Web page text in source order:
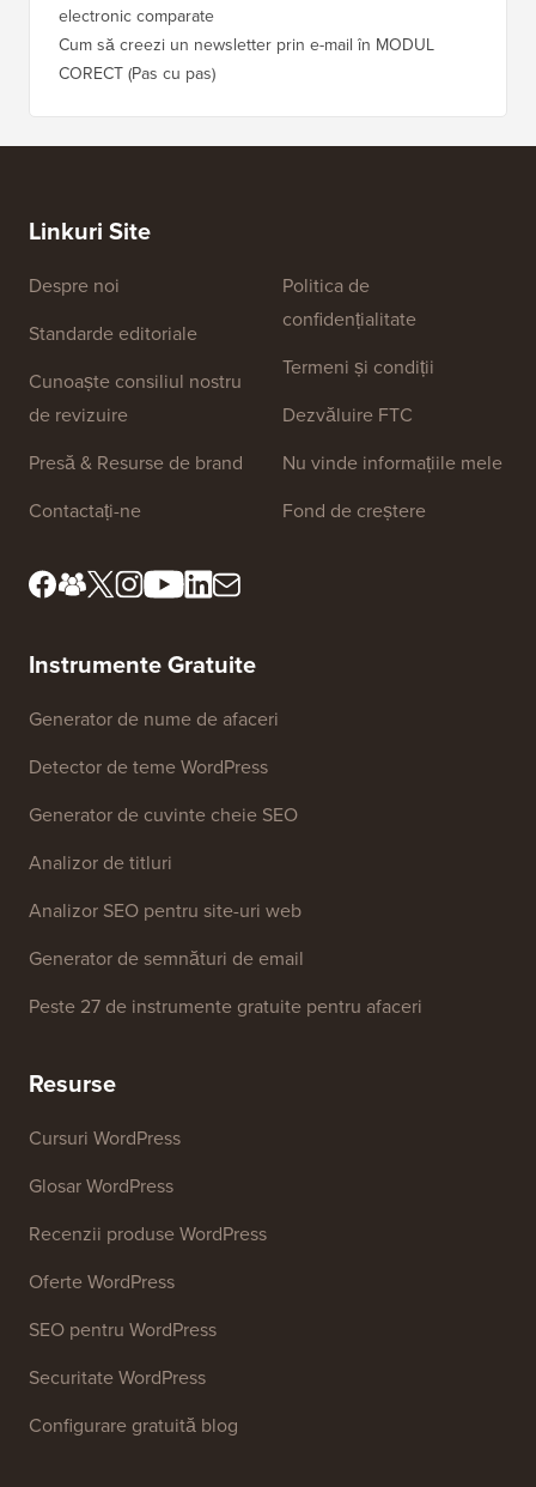
electronic comparate
Cum să creezi un newsletter prin e-mail în MODUL
CORECT (Pas cu pas)
Linkuri Site
Despre noi
Standarde editoriale
Cunoaște consiliul nostru
de revizuire
Presă & Resurse de brand
Contactați-ne
Politica de
confidențialitate
Termeni și condiții
Dezvăluire FTC
Nu vinde informațiile mele
Fond de creștere
Instrumente Gratuite
Generator de nume de afaceri
Detector de teme WordPress
Generator de cuvinte cheie SEO
Analizor de titluri
Analizor SEO pentru site-uri web
Generator de semnături de email
Peste 27 de instrumente gratuite pentru afaceri
Resurse
Cursuri WordPress
Glosar WordPress
Recenzii produse WordPress
Oferte WordPress
SEO pentru WordPress
Securitate WordPress
Configurare gratuită blog